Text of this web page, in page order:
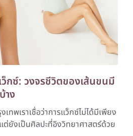
กซ์: วงจรชีวิตของเส้นขนมี
าง
ทพเราเชื่อว่าการแว็กซ์ไม่ได้มีเพียง
ต่ยังเป็นศิลปะที่อิงวิทยาศาสตร์ด้วย